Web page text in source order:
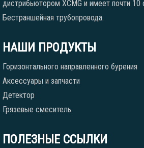
дистрибьютором XCMG и имеет почти 10
Бестраншейная трубопровода.
НАШИ ПРОДУКТЫ
Горизонтального направленного бурения
Аксессуары и запчасти
Детектор
Грязевые смеситель
ПОЛЕЗНЫЕ ССЫЛКИ